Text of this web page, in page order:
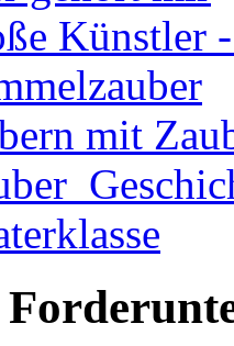
Künstler
mit